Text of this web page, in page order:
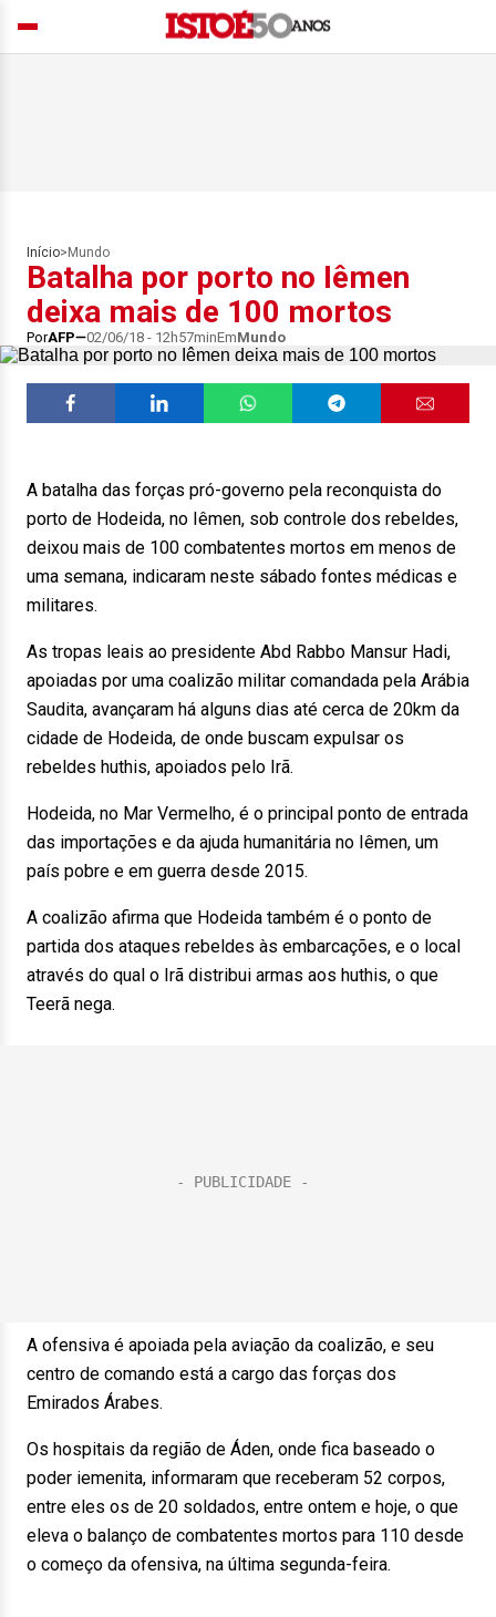
Início> Mundo
Batalha por porto no Iêmen
deixa mais de 100 mortos
PorAFP 02/06/18 - 12h57minEmMundo
A batalha das forças pró-governo pela reconquista do
porto de Hodeida, no Iêmen, sob controle dos rebeldes,
deixou mais de 100 combatentes mortos em menos de
uma semana, indicaram neste sábado fontes médicas e
militares.
As tropas leais ao presidente Abd Rabbo Mansur Hadi,
apoiadas por uma coalizão militar comandada pela Arábia
Saudita, avançaram há alguns dias até cerca de 20km da
cidade de Hodeida, de onde buscam expulsar os
rebeldes huthis, apoiados pelo Irã.
Hodeida, no Mar Vermelho, é o principal ponto de entrada
das importações e da ajuda humanitária no Iêmen, um
país pobre e em guerra desde 2015.
A coalizão afirma que Hodeida também é o ponto de
partida dos ataques rebeldes às embarcações, e o local
através do qual o Irã distribui armas aos huthis, o que
Teerã nega.
A ofensiva é apoiada pela aviação da coalizão, e seu
centro de comando está a cargo das forças dos
Emirados Árabes.
Os hospitais da região de Áden, onde fica baseado o
poder iemenita, informaram que receberam 52 corpos,
entre eles os de 20 soldados, entre ontem e hoje, o que
eleva o balanço de combatentes mortos para 110 desde
o começo da ofensiva, na última segunda-feira.